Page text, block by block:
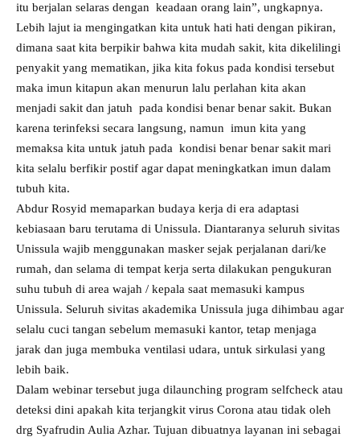
itu berjalan selaras dengan keadaan orang lain”, ungkapnya.
Lebih lajut ia mengingatkan kita untuk hati hati dengan pikiran,
dimana saat kita berpikir bahwa kita mudah sakit, kita dikelilingi
penyakit yang mematikan, jika kita fokus pada kondisi tersebut
maka imun kitapun akan menurun lalu perlahan kita akan
menjadi sakit dan jatuh pada kondisi benar benar sakit. Bukan
karena terinfeksi secara langsung, namun imun kita yang
memaksa kita untuk jatuh pada kondisi benar benar sakit mari
kita selalu berfikir postif agar dapat meningkatkan imun dalam
tubuh kita.
Abdur Rosyid memaparkan budaya kerja di era adaptasi
kebiasaan baru terutama di Unissula. Diantaranya seluruh sivitas
Unissula wajib menggunakan masker sejak perjalanan dari/ke
rumah, dan selama di tempat kerja serta dilakukan pengukuran
suhu tubuh di area wajah / kepala saat memasuki kampus
Unissula. Seluruh sivitas akademika Unissula juga dihimbau agar
selalu cuci tangan sebelum memasuki kantor, tetap menjaga
jarak dan juga membuka ventilasi udara, untuk sirkulasi yang
lebih baik.
Dalam webinar tersebut juga dilaunching program selfcheck atau
deteksi dini apakah kita terjangkit virus Corona atau tidak oleh
drg Syafrudin Aulia Azhar. Tujuan dibuatnya layanan ini sebagai